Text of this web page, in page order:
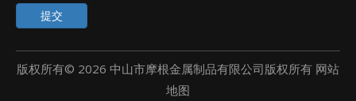
提交
版权所有© 2026 中山市摩根金属制品有限公司版权所有 网站
地图